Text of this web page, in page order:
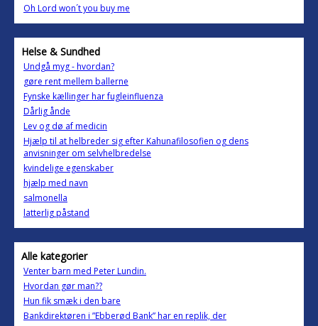
Oh Lord won´t you buy me
Helse & Sundhed
Undgå myg - hvordan?
gøre rent mellem ballerne
Fynske kællinger har fugleinfluenza
Dårlig ånde
Lev og dø af medicin
Hjælp til at helbreder sig efter Kahunafilosofien og dens
anvisninger om selvhelbredelse
kvindelige egenskaber
hjælp med navn
salmonella
latterlig påstand
Alle kategorier
Venter barn med Peter Lundin.
Hvordan gør man??
Hun fik smæk i den bare
Bankdirektøren i ”Ebberød Bank” har en replik, der